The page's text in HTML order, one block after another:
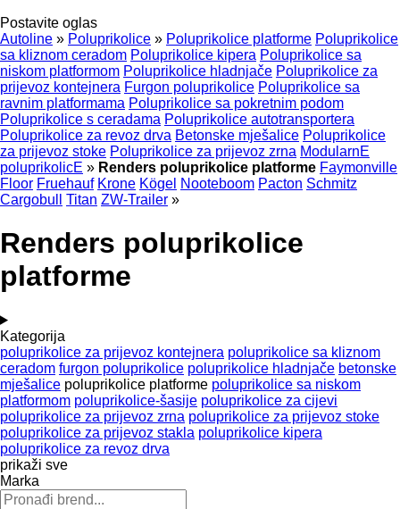
Postavite oglas
Autoline » Poluprikolice » Poluprikolice platforme Poluprikolice
sa kliznom ceradom Poluprikolice kipera Poluprikolice sa
niskom platformom Poluprikolice hladnjače Poluprikolice za
prijevoz kontejnera Furgon poluprikolice Poluprikolice sa
ravnim platformama Poluprikolice sa pokretnim podom
Poluprikolice s ceradama Poluprikolice autotransportera
Poluprikolice za revoz drva Betonske mješalice Poluprikolice
za prijevoz stoke Poluprikolice za prijevoz zrna ModularnE
poluprikolicE » Renders poluprikolice platforme Faymonville
Floor Fruehauf Krone Kögel Nooteboom Pacton Schmitz
Cargobull
Titan ZW-Trailer »
Renders poluprikolice
platforme
Kategorija
poluprikolice za prijevoz kontejnera poluprikolice sa kliznom
ceradom furgon poluprikolice poluprikolice hladnjače betonske
mješalice poluprikolice platforme poluprikolice sa niskom
platformom poluprikolice-šasije poluprikolice za cijevi
poluprikolice za prijevoz zrna poluprikolice za prijevoz stoke
poluprikolice za prijevoz stakla poluprikolice kipera
poluprikolice za revoz drva
prikaži sve
Marka